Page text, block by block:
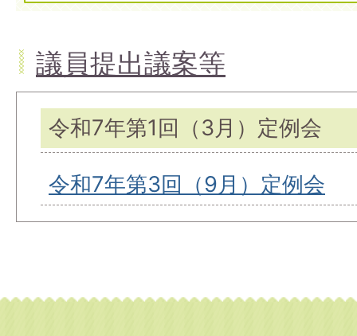
議員提出議案等
令和7年第1回（3月）定例会
令和7年第3回（9月）定例会